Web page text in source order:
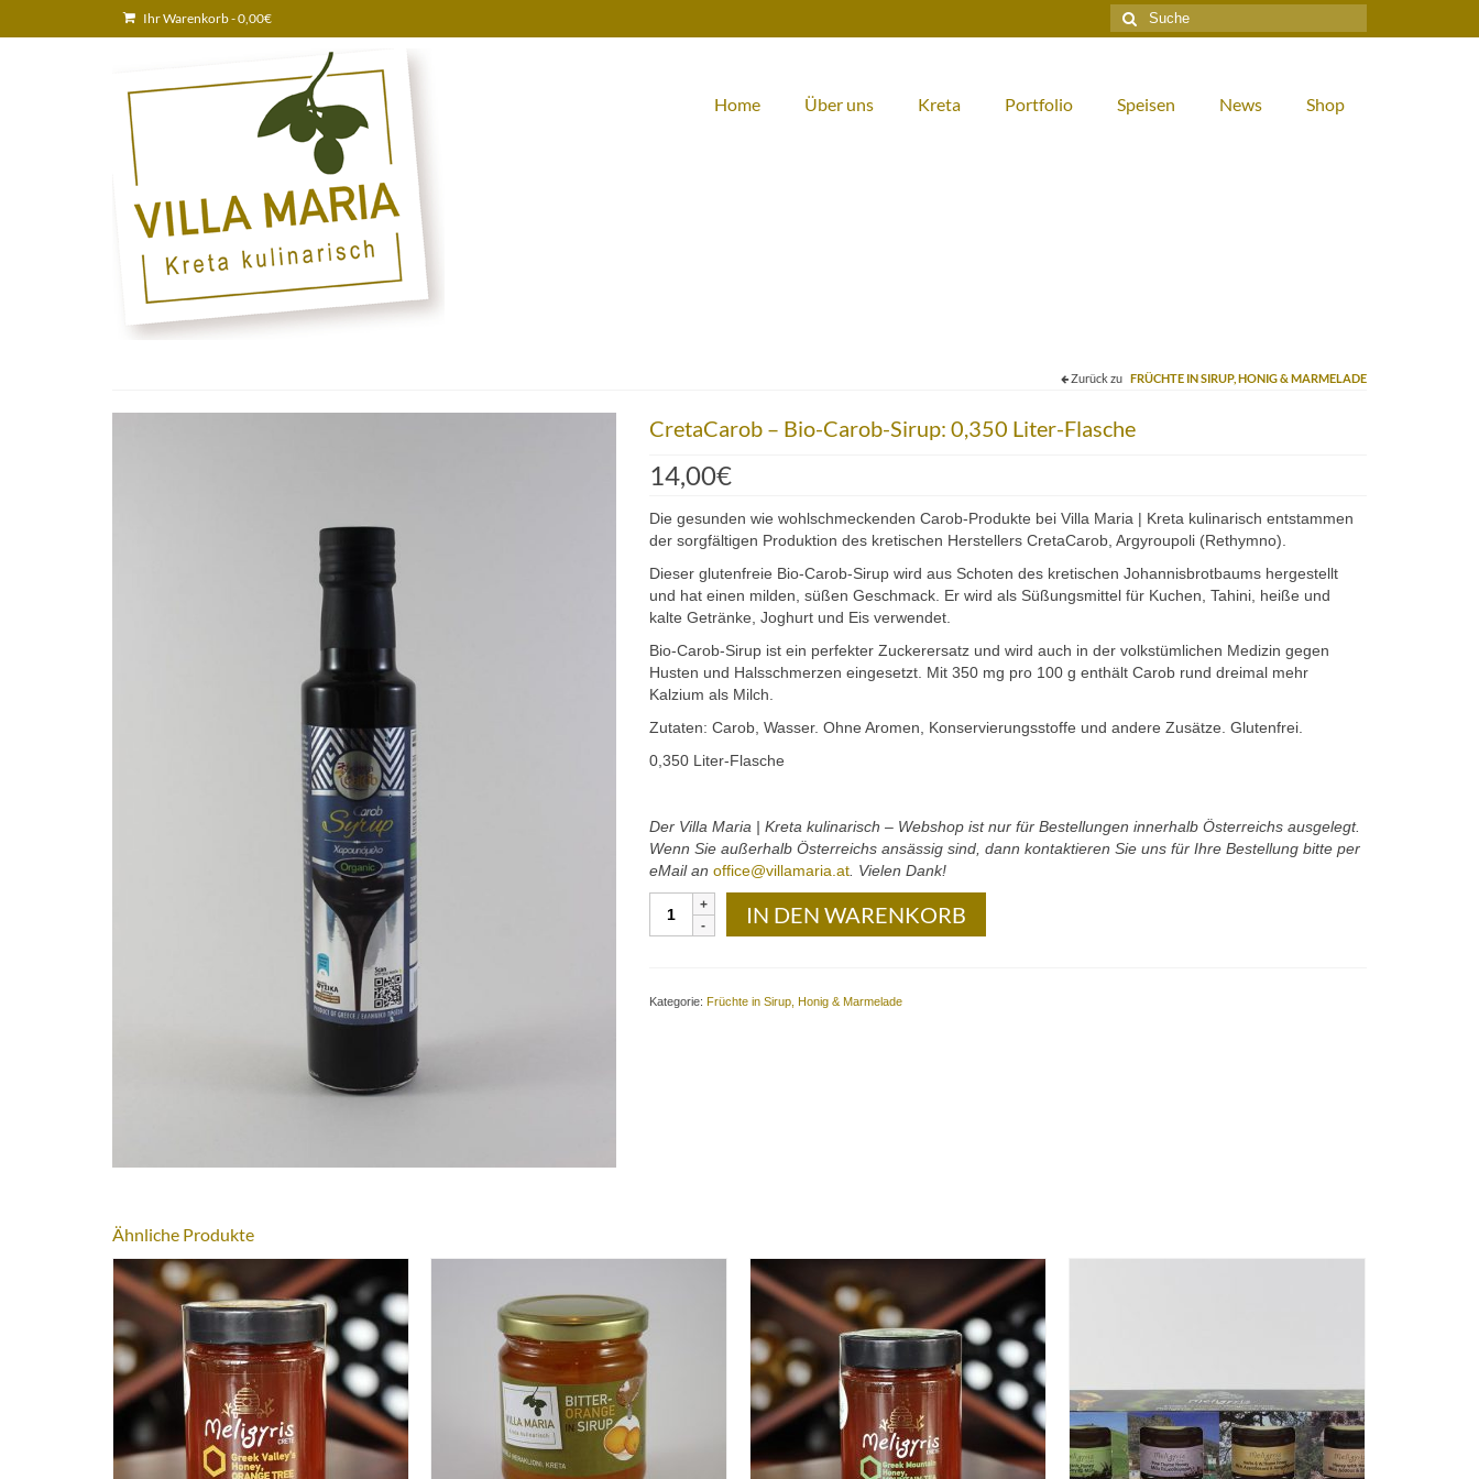
Ihr Warenkorb-0,00€
Suche
nach:
Home Über uns Kreta Portfolio Speisen News Shop
Zurück zu FRÜCHTE IN SIRUP, HONIG & MARMELADE
CretaCarob – Bio-Carob-Sirup: 0,350 Liter-Flasche
14,00€
Die gesunden wie wohlschmeckenden Carob-Produkte bei Villa Maria | Kreta kulinarisch entstammen
der sorgfältigen Produktion des kretischen Herstellers CretaCarob, Argyroupoli (Rethymno).
Dieser glutenfreie Bio-Carob-Sirup wird aus Schoten des kretischen Johannisbrotbaums hergestellt
und hat einen milden, süßen Geschmack. Er wird als Süßungsmittel für Kuchen, Tahini, heiße und
kalte Getränke, Joghurt und Eis verwendet.
Bio-Carob-Sirup ist ein perfekter Zuckerersatz und wird auch in der volkstümlichen Medizin gegen
Husten und Halsschmerzen eingesetzt. Mit 350 mg pro 100 g enthält Carob rund dreimal mehr
Kalzium als Milch.
Zutaten: Carob, Wasser. Ohne Aromen, Konservierungsstoffe und andere Zusätze. Glutenfrei.
0,350 Liter-Flasche
Der Villa Maria | Kreta kulinarisch – Webshop ist nur für Bestellungen innerhalb Österreichs ausgelegt.
Wenn Sie außerhalb Österreichs ansässig sind, dann kontaktieren Sie uns für Ihre Bestellung bitte per
eMail an office@villamaria.at. Vielen Dank!
CretaCarob
0,350
IN DEN WARENKORB
Kategorie: Früchte in Sirup, Honig & Marmelade
Ähnliche Produkte